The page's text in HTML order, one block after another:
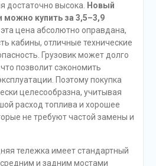
достаточно высока. Новый
можно купить за 3,5–3,9
цена абсолютно оправдана,
кабины, отличные технические
Грузовик может долго
позволит сэкономить
Поэтому покупка
целесообразна, учитывая
расход топлива и хорошее
не требуют частой замены и